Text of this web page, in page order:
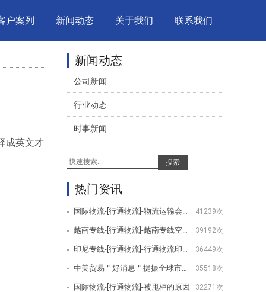
户案列 新闻动态 关于我们 联系我们
成英文才
新闻动态
公司新闻
行业动态
时事新闻
搜索
热门资讯
国际物流-[行通物流]-物流运输会用到哪些设备 41239次
越南专线-[行通物流]-越南专线空运服务项目 39192次
印尼专线-[行通物流]-行通物流印尼专线服务项目 36449次
中美贸易＂好消息＂提振全球市场美取消/降低关税公告-[行通物流] 35518次
国际物流-[行通物流]-被甩柜的原因 32271次